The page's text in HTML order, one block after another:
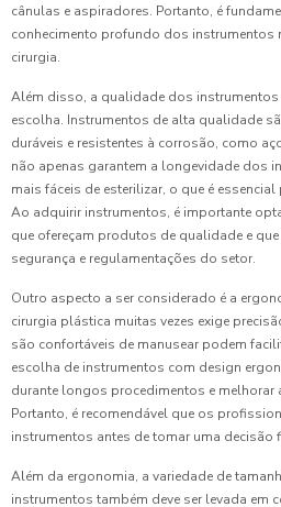
cânulas e aspiradores. Portanto, é
conhecimento profundo dos instrumentos
cirurgia.
Além disso, a qualidade dos instrumentos
escolha. Instrumentos de alta qualidade
duráveis e resistentes à corrosão, como
não apenas garantem a longevidade dos
mais fáceis de esterilizar, o que é
Ao adquirir instrumentos, é importante
que ofereçam produtos de qualidade e
segurança e regulamentações do setor.
Outro aspecto a ser considerado é a
cirurgia plástica muitas vezes exige
são confortáveis de manusear podem
escolha de instrumentos com design
durante longos procedimentos e melhorar
Portanto, é recomendável que os
instrumentos antes de tomar uma decisão
Além da ergonomia, a variedade de
instrumentos também deve ser levada em